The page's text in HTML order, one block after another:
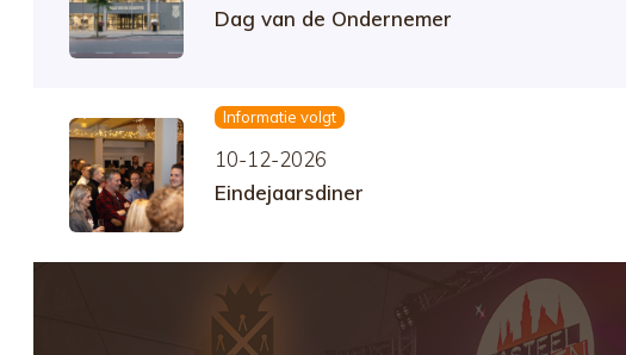
Dag van de Ondernemer
Informatie volgt
10-12-2026
Eindejaarsdiner